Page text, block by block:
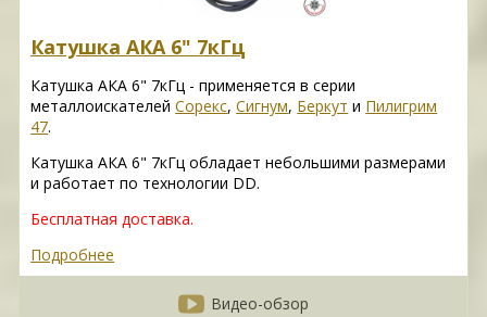
Катушка АКА 6" 7кГц
Катушка АКА 6" 7кГц - применяется в серии
металлоискателейСорекс,Сигнум, Беркут и Пилигрим
47.
Катушка АКА 6" 7кГц обладает небольшими размерами
и работает по технологии DD.
Бесплатная доставка.
Подробнее
Видео-обзор